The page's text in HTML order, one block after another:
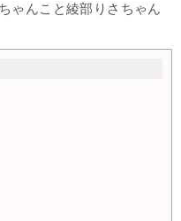
ゃんこと綾部りさちゃん